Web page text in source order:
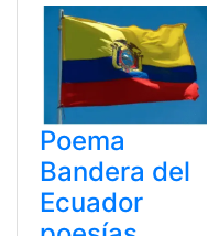
Poema
Bandera del
Ecuador